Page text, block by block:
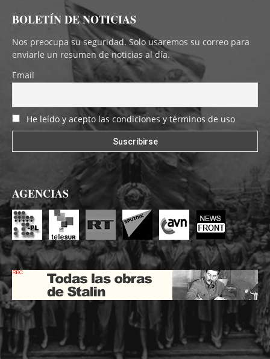
BOLETÍN DE NOTICIAS
Nos preocupa su seguridad. Solo usaremos su correo para
enviarle un resumen de noticias al día.
Email
He leído y acepto las condiciones y términos de uso
AGENCIAS